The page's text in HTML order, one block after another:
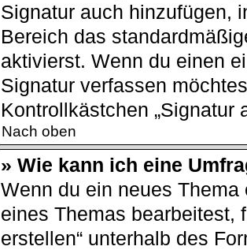
Signatur auch hinzufügen,
Bereich das
aktivierst. Wenn du einen
Signatur verfassen
Kontrollkästchen „Signatur
Nach oben
» Wie kann ich eine
Wenn du ein neues
eines Themas bearbeitest,
erstellen“ unterhalb des